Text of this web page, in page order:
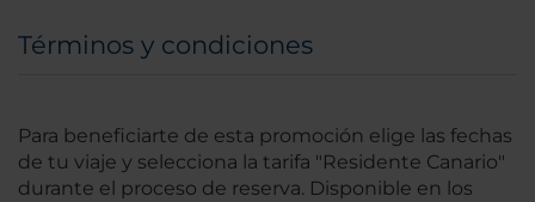
Términos y condiciones
Para beneficiarte de esta promoción elige las fechas
de tu viaje y selecciona la tarifa "Residente Canario"
durante el proceso de reserva. Disponible en los